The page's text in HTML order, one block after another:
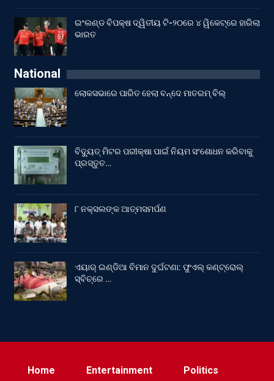
ଇଂଲଣ୍ଡ ବିପକ୍ଷ ଦ୍ୱିତୀୟ ଟି-୨୦ରେ ୪ ୱିକେଟ୍‌ରେ ହାରିଲା
ଭାରତ
National
ଲୋକସଭାରେ ପାରିତ ହେଲା ବନ୍ଦେ ମାତରମ୍‌ ବିଲ୍‌
ବିଦ୍ୟୁତ୍ ମିଟର ପରୀକ୍ଷା ପାଇଁ ନିୟମ ସଂଶୋଧନ କରିବାକୁ
ପ୍ରସ୍ତୁତ…
୮ ନକ୍ସଲଙ୍କ ଆତ୍ମସମର୍ପଣ
ଏୟାର୍ ଇଣ୍ଡିଆ ବିମାନ ଦୁର୍ଘଟଣା: ଫୁଏଲ୍‌ କଣ୍ଟ୍ରୋଲ୍‌
ସ୍ବିଚ୍‌ରେ …
Home Entertainment Politics